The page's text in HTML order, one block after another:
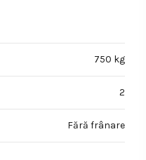
750 kg
2
Fără frânare